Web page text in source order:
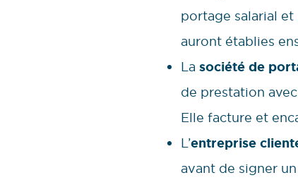
portage salarial et
auront établies
La société de
de prestation
Elle facture et
L’entreprise
avant de signer